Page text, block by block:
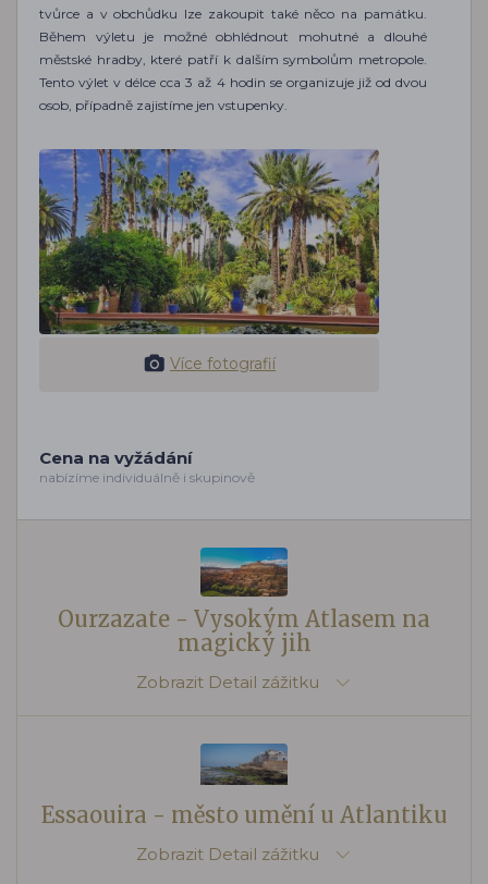
tvůrce a v obchůdku lze zakoupit také něco na památku.
Během výletu je možné obhlédnout mohutné a dlouhé
městské hradby, které patří k dalším symbolům metropole.
Tento výlet v délce cca 3 až 4 hodin se organizuje již od dvou
osob, případně zajistíme jen vstupenky.
Více fotografií
Cena na vyžádání
nabízíme individuálně i skupinově
Ourzazate - Vysokým Atlasem na
magický jih
Zobrazit Detail zážitku
Essaouira - město umění u Atlantiku
Zobrazit Detail zážitku